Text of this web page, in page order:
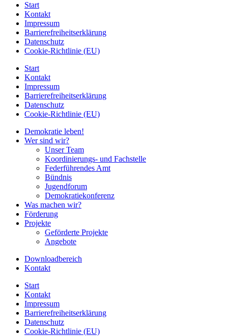
Start
Kontakt
Impressum
Barrierefreiheitserklärung
Datenschutz
Cookie-Richtlinie (EU)
Start
Kontakt
Impressum
Barrierefreiheitserklärung
Datenschutz
Cookie-Richtlinie (EU)
Demokratie leben!
Wer sind wir?
Unser Team
Koordinierungs- und Fachstelle
Federführendes Amt
Bündnis
Jugendforum
Demokratiekonferenz
Was machen wir?
Förderung
Projekte
Geförderte Projekte
Angebote
Downloadbereich
Kontakt
Start
Kontakt
Impressum
Barrierefreiheitserklärung
Datenschutz
Cookie-Richtlinie (EU)